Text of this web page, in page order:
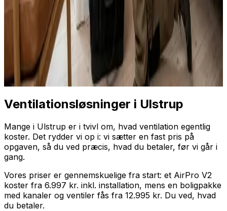
Professionel installation
Få tilbud nu
Ring 70 60 30 04
Ventilationsløsninger i Ulstrup
Mange i Ulstrup er i tvivl om, hvad ventilation egentlig
koster. Det rydder vi op i: vi sætter en fast pris på
opgaven, så du ved præcis, hvad du betaler, før vi går i
gang.
Vores priser er gennemskuelige fra start: et AirPro V2
koster fra 6.997 kr. inkl. installation, mens en boligpakke
med kanaler og ventiler fås fra 12.995 kr. Du ved, hvad
du betaler.